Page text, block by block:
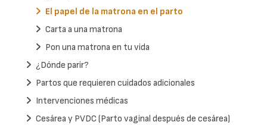
El papel de la matrona en el parto
Carta a una matrona
Pon una matrona en tu vida
¿Dónde parir?
Partos que requieren cuidados adicionales
Intervenciones médicas
Cesárea y PVDC (Parto vaginal después de cesárea)